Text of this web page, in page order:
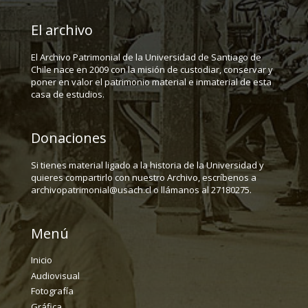
El archivo
El Archivo Patrimonial de la Universidad de Santiago de
Chile nace en 2009 con la misión de custodiar, conservar y
poner en valor el patrimonio material e inmaterial de esta
casa de estudios.
Donaciones
Si tienes material ligado a la historia de la Universidad y
quieres compartirlo con nuestro Archivo, escríbenos a
archivopatrimonial@usach.cl o llámanos al 27180275.
Menú
Inicio
Audiovisual
Fotografía